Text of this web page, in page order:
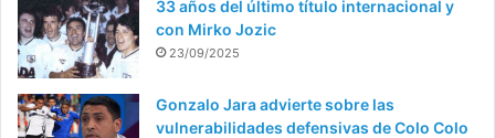
33 años del último título internacional y
con Mirko Jozic
23/09/2025
Gonzalo Jara advierte sobre las
vulnerabilidades defensivas de Colo Colo